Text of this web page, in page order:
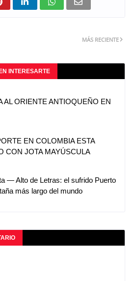
MÁS RECIENTE
INTERESARTE
AL ORIENTE ANTIOQUEÑO EN
EN COLOMBIA ESTA
CON JOTA MAYÚSCULA
— Alto de Letras: el sufrido Puerto
más largo del mundo